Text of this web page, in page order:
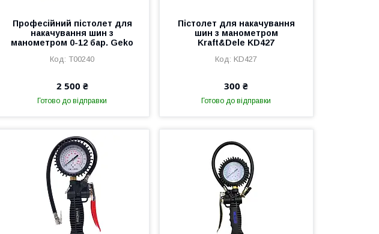
Професійний пістолет для
накачування шин з
манометром 0-12 бар. Geko
T00240
2 500 ₴
Готово до відправки
Пістолет для накачування
шин з манометром
Kraft&Dele KD427
KD427
300 ₴
Готово до відправки